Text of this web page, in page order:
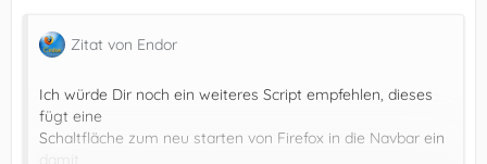
Zitat von Endor
Ich würde Dir noch ein weiteres Script empfehlen, dieses
fügt eine
Schaltfläche zum neu starten von Firefox in die Navbar ein